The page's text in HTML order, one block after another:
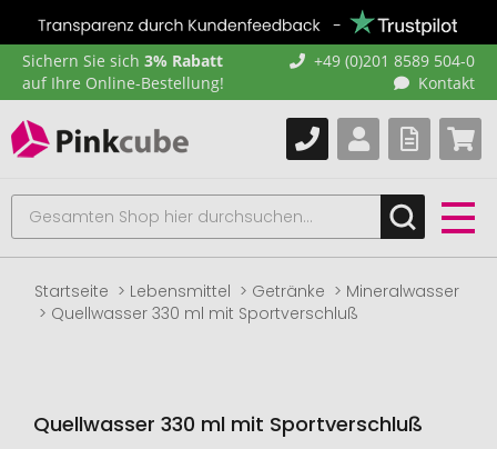
Sichern Sie sich 3% Rabatt
auf Ihre Online-Bestellung!
+49 (0)201 8589 504-0
Kontakt
Startseite Lebensmittel Getränke
Mineralwasser
Quellwasser 330 ml mit Sportverschluß
Quellwasser 330 ml mit Sportverschluß